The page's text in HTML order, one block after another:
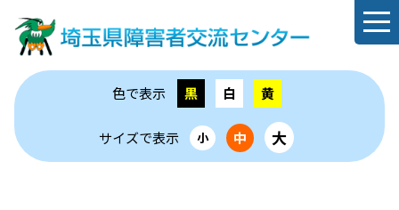
色で表示 黒 白 黄
サイズで表示 小 中 大